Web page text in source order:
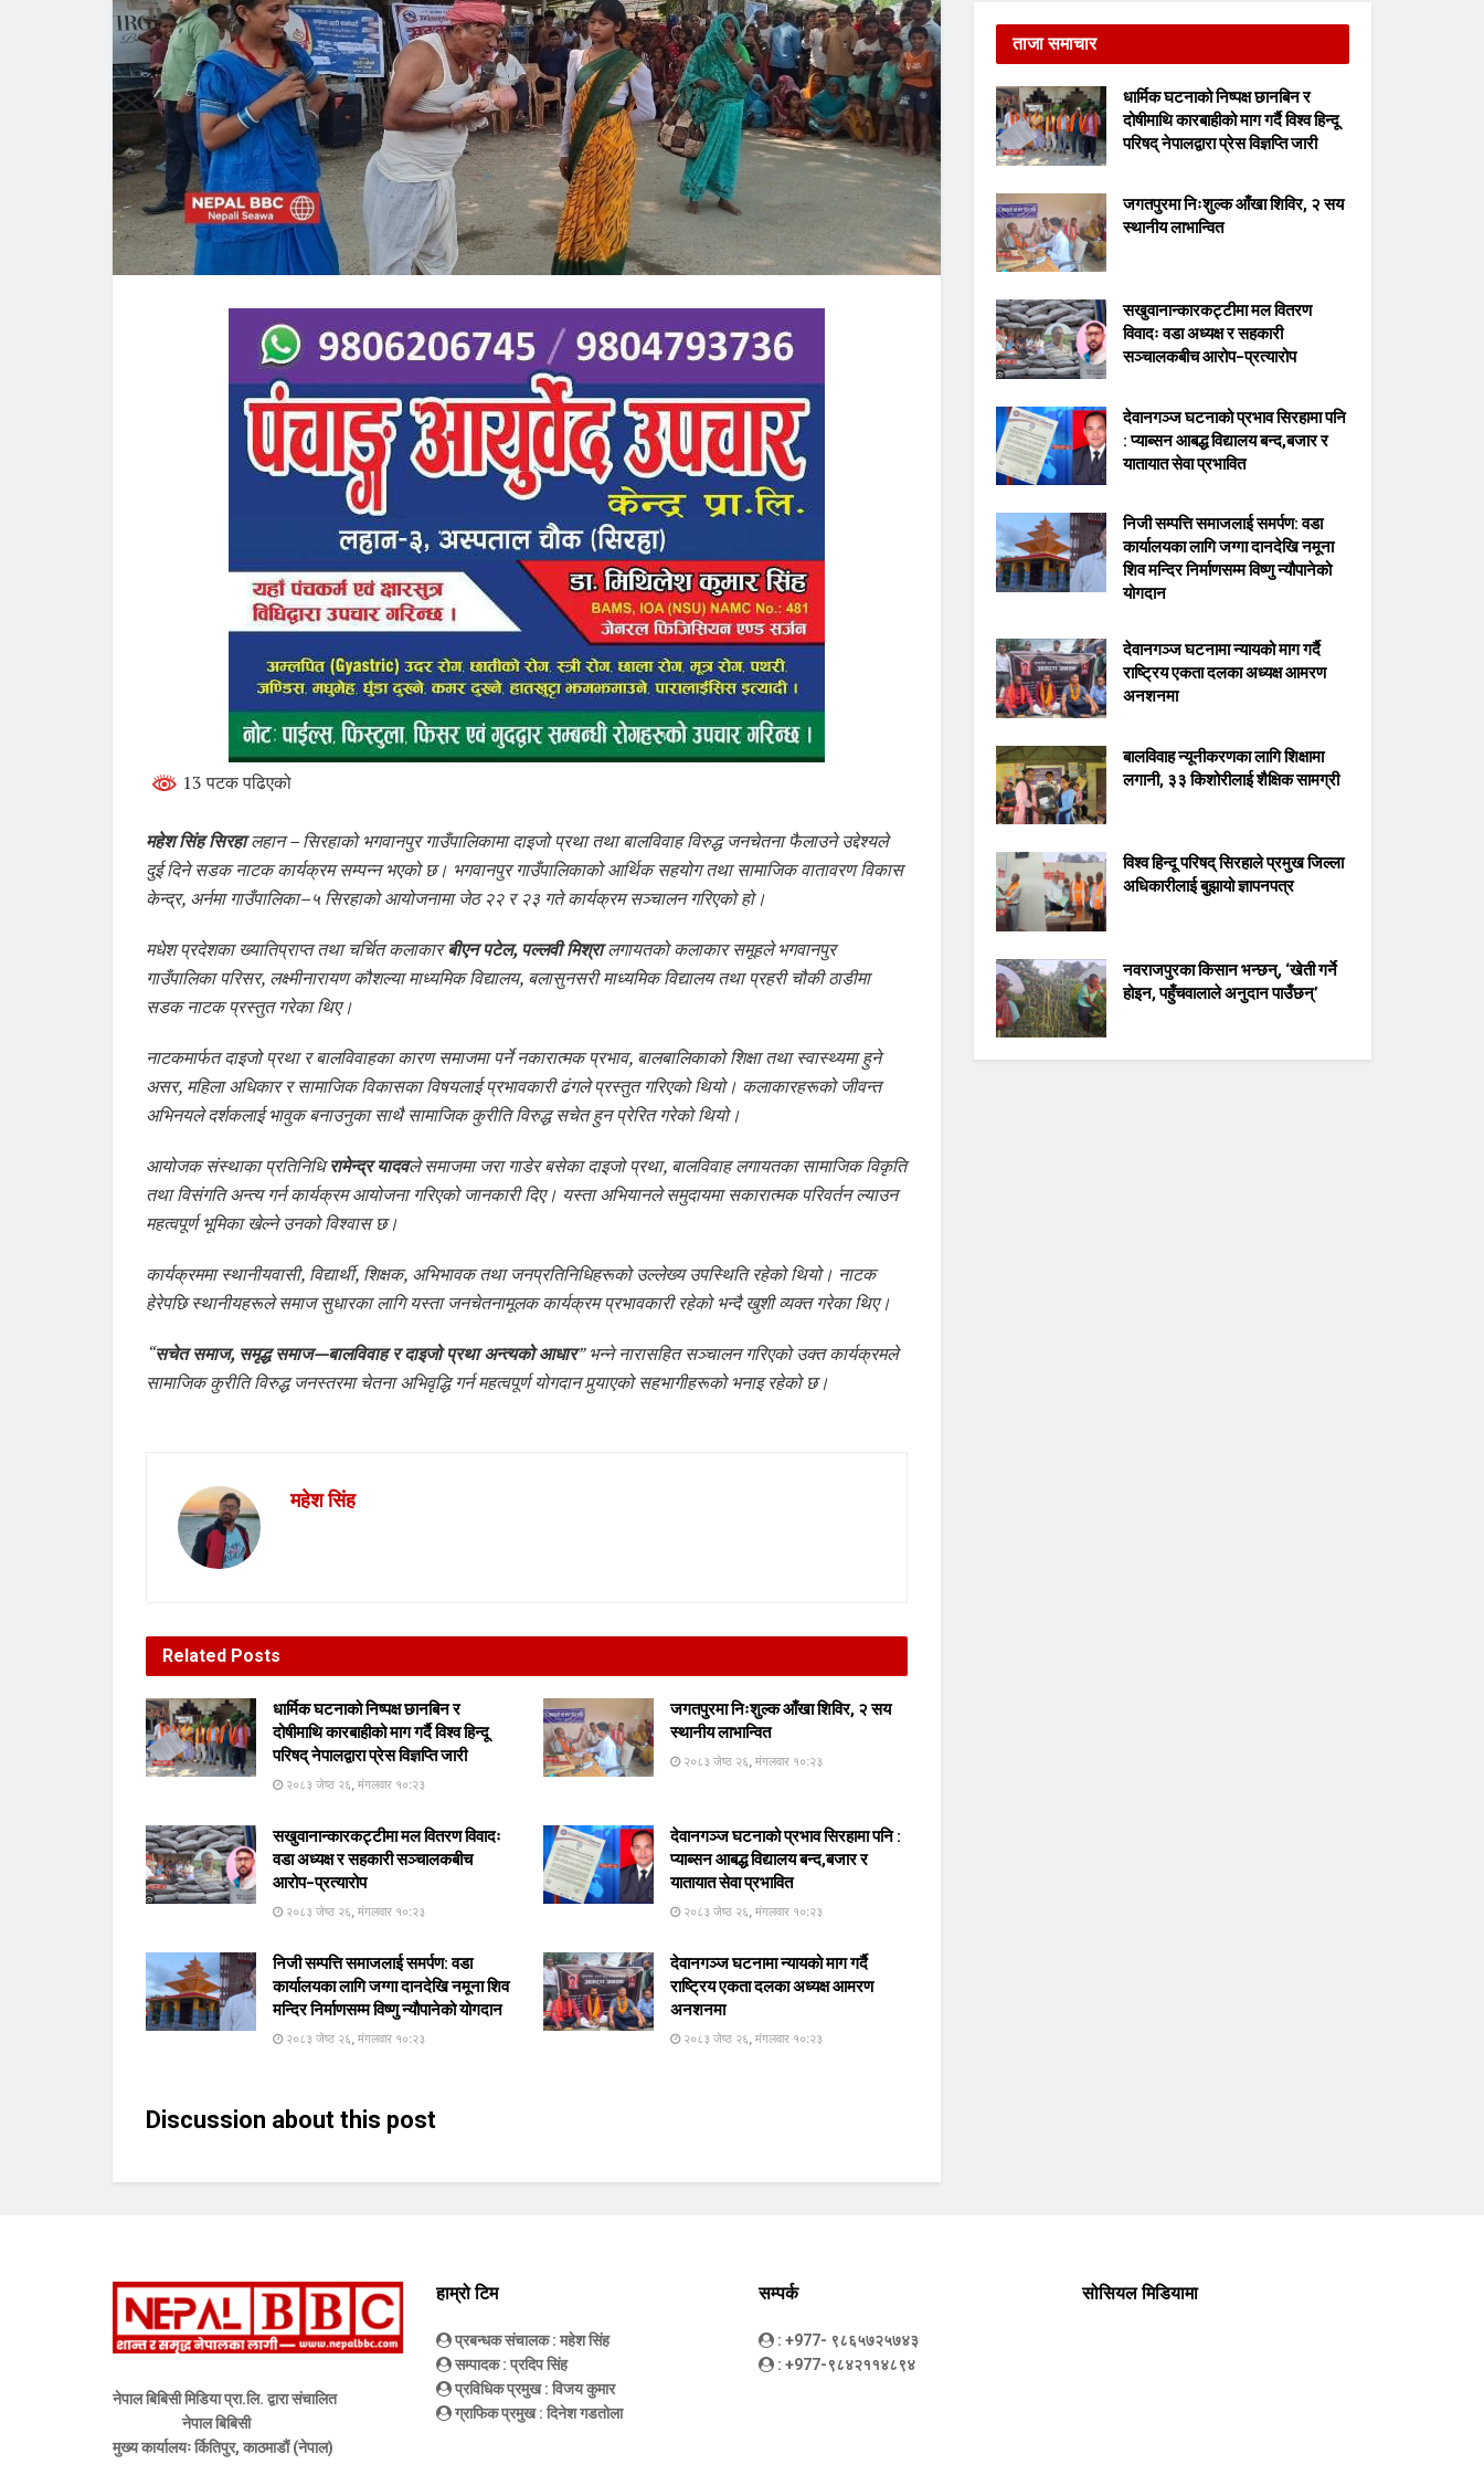
13 पटक पढिएको
महेश सिंह सिरहालहान – सिरहाको भगवानपुर गाउँपालिकामा दाइजो प्रथा तथा बालविवाह विरुद्ध जनचेतना फैलाउने उद्देश्यले
दुई दिने सडक नाटक कार्यक्रम सम्पन्न भएको छ। भगवानपुर गाउँपालिकाको आर्थिक सहयोग तथा सामाजिक वातावरण विकास
केन्द्र, अर्नमा गाउँपालिका–५ सिरहाको आयोजनामा जेठ २२ र २३ गते कार्यक्रम सञ्चालन गरिएको हो।
मधेश प्रदेशका ख्यातिप्राप्त तथा चर्चित कलाकारबीएन पटेल, पल्लवी मिश्रालगायतको कलाकार समूहले भगवानपुर
गाउँपालिका परिसर, लक्ष्मीनारायण कौशल्या माध्यमिक विद्यालय, बलासुनसरी माध्यमिक विद्यालय तथा प्रहरी चौकी ठाडीमा
सडक नाटक प्रस्तुत गरेका थिए।
नाटकमार्फत दाइजो प्रथा र बालविवाहका कारण समाजमा पर्ने नकारात्मक प्रभाव, बालबालिकाको शिक्षा तथा स्वास्थ्यमा हुने
असर, महिला अधिकार र सामाजिक विकासका विषयलाई प्रभावकारी ढंगले प्रस्तुत गरिएको थियो। कलाकारहरूको जीवन्त
अभिनयले दर्शकलाई भावुक बनाउनुका साथै सामाजिक कुरीति विरुद्ध सचेत हुन प्रेरित गरेको थियो।
आयोजक संस्थाका प्रतिनिधिरामेन्द्र यादवले समाजमा जरा गाडेर बसेका दाइजो प्रथा, बालविवाह लगायतका सामाजिक विकृति
तथा विसंगति अन्त्य गर्न कार्यक्रम आयोजना गरिएको जानकारी दिए। यस्ता अभियानले समुदायमा सकारात्मक परिवर्तन ल्याउन
महत्वपूर्ण भूमिका खेल्ने उनको विश्वास छ।
कार्यक्रममा स्थानीयवासी, विद्यार्थी, शिक्षक, अभिभावक तथा जनप्रतिनिधिहरूको उल्लेख्य उपस्थिति रहेको थियो। नाटक
हेरेपछि स्थानीयहरूले समाज सुधारका लागि यस्ता जनचेतनामूलक कार्यक्रम प्रभावकारी रहेको भन्दै खुशी व्यक्त गरेका थिए।
“सचेत समाज, समृद्ध समाज—बालविवाह र दाइजो प्रथा अन्त्यको आधार” भन्ने नारासहित सञ्चालन गरिएको उक्त कार्यक्रमले
सामाजिक कुरीति विरुद्ध जनस्तरमा चेतना अभिवृद्धि गर्न महत्वपूर्ण योगदान पुर्‍याएको सहभागीहरूको भनाइ रहेको छ।
महेश सिंह
Related Posts
धार्मिक घटनाको निष्पक्ष छानबिन र
दोषीमाथि कारबाहीको माग गर्दै विश्व हिन्दू
परिषद् नेपालद्वारा प्रेस विज्ञप्ति जारी
२०८३ जेष्ठ २६, मंगलवार १०:२३
जगतपुरमा निःशुल्क आँखा शिविर, २ सय
स्थानीय लाभान्वित
२०८३ जेष्ठ २६, मंगलवार १०:२३
सखुवानान्कारकट्टीमा मल वितरण विवादः
वडा अध्यक्ष र सहकारी सञ्चालकबीच
आरोप–प्रत्यारोप
२०८३ जेष्ठ २६, मंगलवार १०:२३
देवानगञ्ज घटनाको प्रभाव सिरहामा पनि :
प्याब्सन आबद्ध विद्यालय बन्द,बजार र
यातायात सेवा प्रभावित
२०८३ जेष्ठ २६, मंगलवार १०:२३
निजी सम्पत्ति समाजलाई समर्पण: वडा
कार्यालयका लागि जग्गा दानदेखि नमूना शिव
मन्दिर निर्माणसम्म विष्णु न्यौपानेको योगदान
२०८३ जेष्ठ २६, मंगलवार १०:२३
देवानगञ्ज घटनामा न्यायको माग गर्दै
राष्ट्रिय एकता दलका अध्यक्ष आमरण
अनशनमा
२०८३ जेष्ठ २६, मंगलवार १०:२३
Discussion about this post
ताजा समाचार
धार्मिक घटनाको निष्पक्ष छानबिन र
दोषीमाथि कारबाहीको माग गर्दै विश्व हिन्दू
परिषद् नेपालद्वारा प्रेस विज्ञप्ति जारी
जगतपुरमा निःशुल्क आँखा शिविर, २ सय
स्थानीय लाभान्वित
सखुवानान्कारकट्टीमा मल वितरण
विवादः वडा अध्यक्ष र सहकारी
सञ्चालकबीच आरोप–प्रत्यारोप
देवानगञ्ज घटनाको प्रभाव सिरहामा पनि
: प्याब्सन आबद्ध विद्यालय बन्द,बजार र
यातायात सेवा प्रभावित
निजी सम्पत्ति समाजलाई समर्पण: वडा
कार्यालयका लागि जग्गा दानदेखि नमूना
शिव मन्दिर निर्माणसम्म विष्णु न्यौपानेको
योगदान
देवानगञ्ज घटनामा न्यायको माग गर्दै
राष्ट्रिय एकता दलका अध्यक्ष आमरण
अनशनमा
बालविवाह न्यूनीकरणका लागि शिक्षामा
लगानी, ३३ किशोरीलाई शैक्षिक सामग्री
विश्व हिन्दू परिषद् सिरहाले प्रमुख जिल्ला
अधिकारीलाई बुझायो ज्ञापनपत्र
नवराजपुरका किसान भन्छन्, ‘खेती गर्ने
होइन, पहुँचवालाले अनुदान पाउँछन्’
नेपाल बिबिसी मिडिया प्रा.लि. द्वारा संचालित
नेपाल बिबिसी
मुख्य कार्यालयः र्कितिपुर, काठमाडौं (नेपाल)
हाम्रो टिम
प्रबन्धक संचालक: महेश सिंह
सम्पादक: प्रदिप सिंह
प्रविधिक प्रमुख: विजय कुमार
ग्राफिक प्रमुख: दिनेश गडतोला
सम्पर्क
: +977- ९८६५७२५७४३
: +977-९८४२११४८९४
सोसियल मिडियामा